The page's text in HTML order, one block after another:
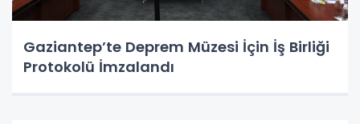
Gaziantep’te Deprem Müzesi İçin İş Birliği
Protokolü İmzalandı